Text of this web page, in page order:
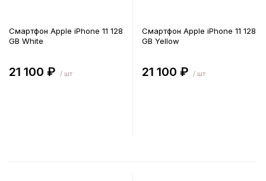
Смартфон Apple iPhone 11 128
GB White
21 100 ₽ / шт
Смартфон Apple iPhone 11 128
GB Yellow
21 100 ₽ / шт